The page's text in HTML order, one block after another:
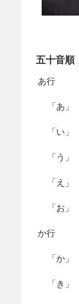
五十音順
あ行
「あ」
「い」
「う」
「え」
「お」
か行
「か」
「き」